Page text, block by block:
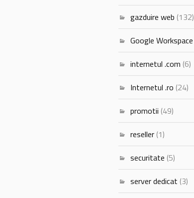
gazduire web (132)
Google Workspace
internetul .com (6)
Internetul .ro (24)
promotii (49)
reseller (1)
securitate (5)
server dedicat (3)